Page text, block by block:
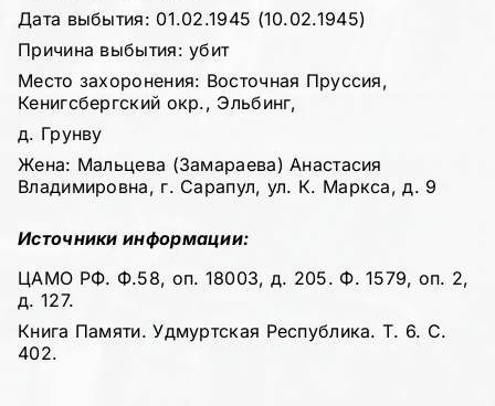
Дата выбытия: 01.02.1945 (10.02.1945)
Причина выбытия: убит
Место захоронения: Восточная Пруссия,
Кенигсбергский окр., Эльбинг,
д. Грунву
Жена: Мальцева (Замараева) Анастасия
Владимировна, г. Сарапул, ул. К. Маркса, д. 9
Источники информации:
ЦАМО РФ. Ф.58, оп. 18003, д. 205. Ф. 1579, оп. 2,
д. 127.
Книга Памяти. Удмуртская Республика. Т. 6. С.
402.